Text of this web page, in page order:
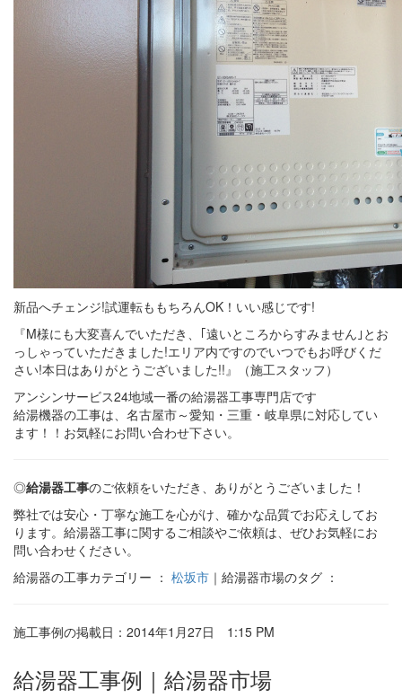
新品へチェンジ!試運転ももちろんOK！いい感じです!
『M様にも大変喜んでいただき、｢遠いところからすみません｣とお
っしゃっていただきました!エリア内ですのでいつでもお呼びくだ
さい!本日はありがとうございました!!』（施工スタッフ）
アンシンサービス24地域一番の給湯器工事専門店です
給湯機器の工事は、名古屋市～愛知・三重・岐阜県に対応してい
ます！！お気軽にお問い合わせ下さい。
◎給湯器工事のご依頼をいただき、ありがとうございました！
弊社では安心・丁寧な施工を心がけ、確かな品質でお応えしてお
ります。給湯器工事に関するご相談やご依頼は、ぜひお気軽にお
問い合わせください。
給湯器の工事カテゴリー ： 松坂市 ｜給湯器市場のタグ ：
施工事例の掲載日：2014年1月27日 1:15 PM
給湯器工事例｜給湯器市場